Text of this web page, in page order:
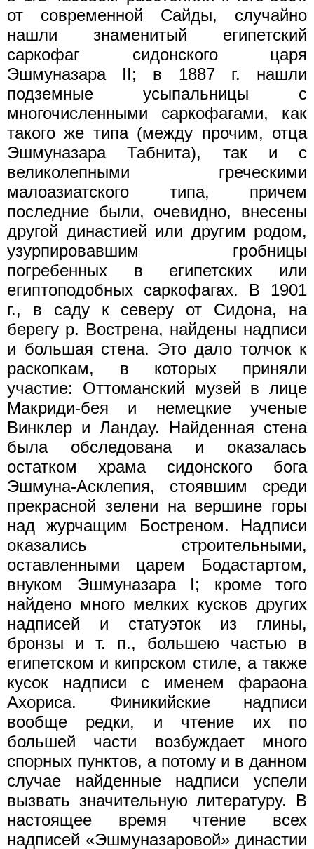
от современной Сайды, случайно
нашли знаменитый египетский
саркофаг сидонского царя
Эшмуназара II; в 1887 г. нашли
подземные усыпальницы с
многочисленными саркофагами, как
такого же типа (между прочим, отца
Эшмуназара Табнита), так и с
великолепными греческими
малоазиатского типа, причем
последние были, очевидно, внесены
другой династией или другим родом,
узурпировавшим гробницы
погребенных в египетских или
египтоподобных саркофагах. В 1901
г., в саду к северу от Сидона, на
берегу р. Вострена, найдены надписи
и большая стена. Это дало толчок к
раскопкам, в которых приняли
участие: Оттоманский музей в лице
Макриди-бея и немецкие ученые
Винклер и Ландау. Найденная стена
была обследована и оказалась
остатком храма сидонского бога
Эшмуна-Асклепия, стоявшим среди
прекрасной зелени на вершине горы
над журчащим Бостреном. Надписи
оказались строительными,
оставленными царем Бодастартом,
внуком Эшмуназара I; кроме того
найдено много мелких кусков других
надписей и статуэток из глины,
бронзы и т. п., большею частью в
египетском и кипрском стиле, а также
кусок надписи с именем фараона
Ахориса. Финикийские надписи
вообще редки, и чтение их по
большей части возбуждает много
спорных пунктов, а потому и в данном
случае найденные надписи успели
вызвать значительную литературу. В
настоящее время чтение всех
надписей «Эшмуназаровой» династии